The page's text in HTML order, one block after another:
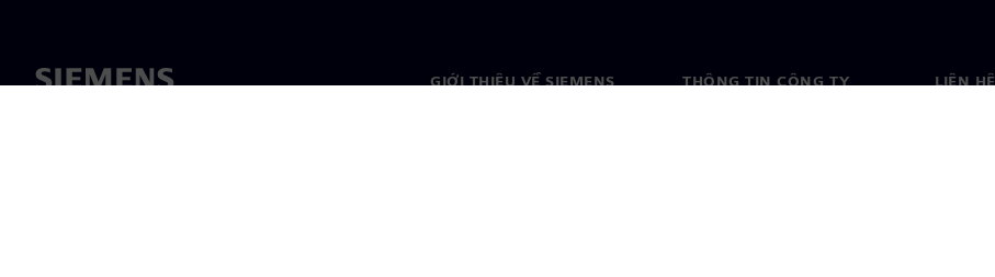
GIỚI THIỆU VỀ SIEMENS THÔNG TIN CÔNG TY LIÊN HỆ